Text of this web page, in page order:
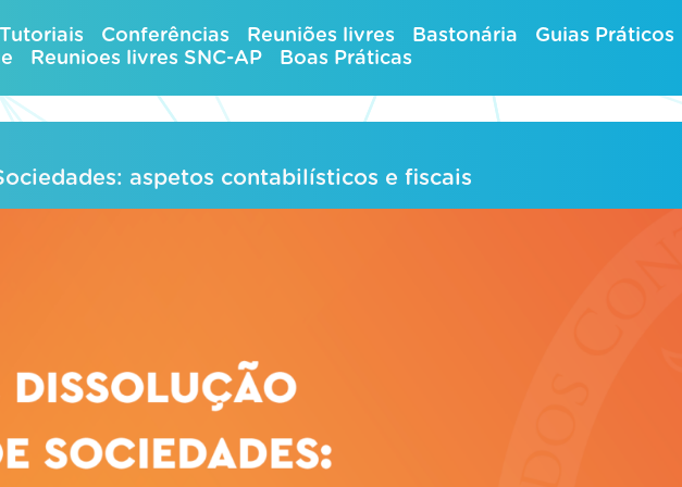
Tutoriais Conferências Reuniões livres Bastonária
Guias Práticos
Reunioes livres SNC-AP Boas Práticas
aspetos contabilísticos e fiscais